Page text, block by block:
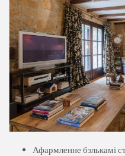
Афармленне бэлькамі